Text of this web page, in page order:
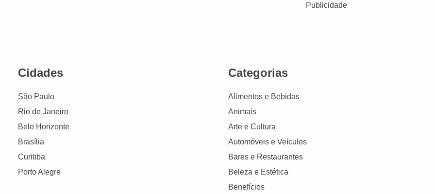
Publicidade
Cidades
São Paulo
Rio de Janeiro
Belo Horizonte
Brasília
Curitiba
Porto Alegre
Categorias
Alimentos e Bebidas
Animais
Arte e Cultura
Automóveis e Veículos
Bares e Restaurantes
Beleza e Estética
Benefícios